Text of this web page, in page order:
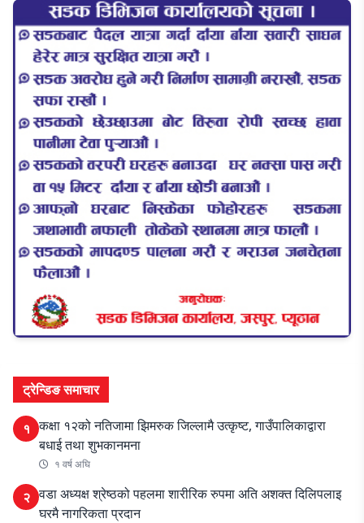
ट्रेन्डिङ समाचार
१ कक्षा १२को नतिजामा झिमरुक जिल्लामै उत्कृष्ट, गाउँपालिकाद्वारा
बधाई तथा शुभकानमना
१ वर्ष अघि
२ वडा अध्यक्ष श्रेष्ठको पहलमा शारीरिक रुपमा अति अशक्त दिलिपलाइ
घरमै नागरिकता प्रदान